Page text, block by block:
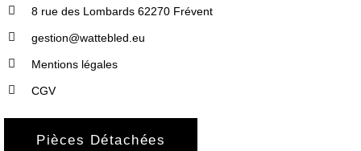
8 rue des Lombards 62270 Frévent
gestion@wattebled.eu
Mentions légales
CGV
Pièces Détachées